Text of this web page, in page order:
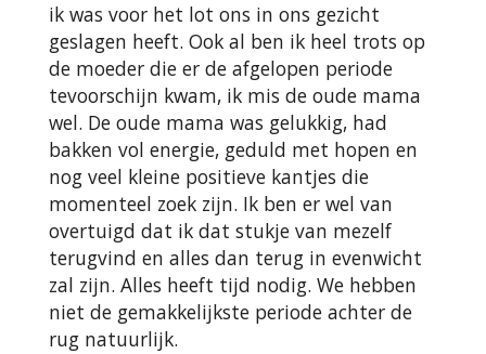
ik was voor het lot ons in ons gezicht
geslagen heeft. Ook al ben ik heel trots op
de moeder die er de afgelopen periode
tevoorschijn kwam, ik mis de oude mama
wel. De oude mama was gelukkig, had
bakken vol energie, geduld met hopen en
nog veel kleine positieve kantjes die
momenteel zoek zijn. Ik ben er wel van
overtuigd dat ik dat stukje van mezelf
terugvind en alles dan terug in evenwicht
zal zijn. Alles heeft tijd nodig. We hebben
niet de gemakkelijkste periode achter de
rug natuurlijk.